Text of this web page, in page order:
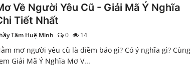
Về Người Yêu Cũ - Giải Mã Ý Nghĩa
Tiết Nhất
Tâm Huệ Minh 0 14
mơ người yêu cũ là điềm báo gì? Có ý nghĩa gì? Cùng
Giải Mã Ý Nghĩa Mơ V...